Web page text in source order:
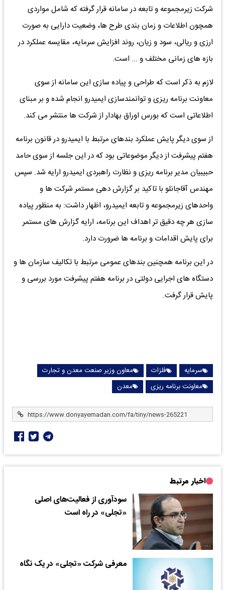
شرکت زیرمجموعه و تابعه در سامانه قرار گرفته که شامل مواردی
همچون اطلاعات و زمان بندی طرح ها، وضعیت دارایی به صورت
ارزی و ریالی، سود و زیان، روند افزایش سرمایه، مقایسه عملکرد در
بازه های زمانی مختلف و ... است.
لازم به ذکر است که طراحی و پیاده سازی این سامانه از سوی
معاونت برنامه ریزی و توانمندسازی ایمیدرو انجام شده و بر مبنای
اطلاعاتی است که بورس اوراق بهادار از شرکت ها منتشر می کند.
از سوی دیگر پایش عملکرد بندهای مرتبط با ایمیدرو در قانون برنامه
هفتم پیشرفت از دیگر موضوعاتی بود که در این جلسه از سوی حامد
حبیبیان مدیر برنامه ریزی و نظارت راهبردی ایمیدرو ارایه شد. سپس
مهندس آقاجانلو با تاکید بر گزارش دهی مستمر شرکت ها و
واحدهای زیرمجموعه و تابعه ایمیدرو، اظهار داشت: به منظور پیاده
سازی هر چه دقیق تر اهداف این برنامه، ارایه گزارش های مستمر
برای پایش اقدامات و برنامه ها ضرورت دارد.
در این برنامه همچنین بندهای عمومی مرتبط با تکالیف سازمان ها و
دستگاه های اجرایی دولتی در برنامه هفتم پیشرفت مورد بررسی و
پایش قرار گرفت.
سرمایه فلزات
معاون وزیر صنعت معدن و تجارت
معاونت برنامه ریزی
معدن
اخبار مرتبط
سودآوری از فعالیت‌های اصلی
«تجلی» در راه است
معرفی شرکت «تجلی» در یک نگاه